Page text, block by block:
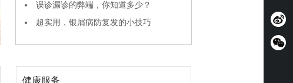
误诊漏诊的弊端，你知道多少？
超实用，银屑病防复发的小技巧
健康服务